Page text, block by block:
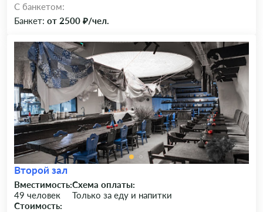
C банкетом:
Банкет: от 2500 ₽/чел.
Второй зал
Вместимость:
49 человек
Схема оплаты:
Только за еду и напитки
Стоимость: